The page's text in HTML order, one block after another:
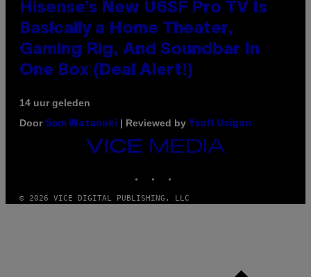
Hisense’s New U6SF Pro TV Is
Basically a Home Theater,
Gaming Rig, And Soundbar In
One Box (Deal Alert!)
14 uur geleden
Door Sam Watanuki | Reviewed by Ysolt Usigan
VICE
© 2026 VICE DIGITAL PUBLISHING, LLC